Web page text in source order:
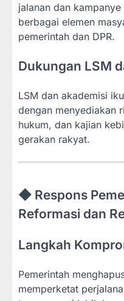
jalanan dan
berbagai elemen
pemerintah dan DPR.
Dukungan LSM
LSM dan akademisi
dengan menyediakan
hukum, dan kajian
gerakan rakyat.
◆ Respons
Reformasi dan
Langkah
Pemerintah
memperketat